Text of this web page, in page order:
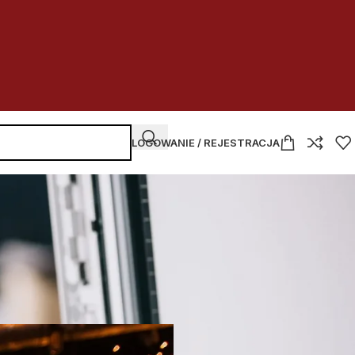
LOGOWANIE / REJESTRACJA